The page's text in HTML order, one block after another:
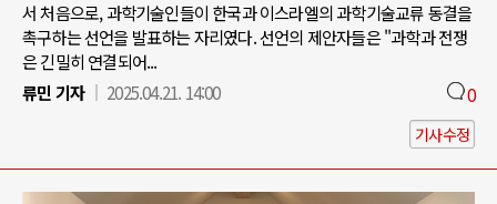
서 처음으로, 과학기술인들이 한국과 이스라엘의 과학기술교류 동결을
촉구하는 선언을 발표하는 자리였다. 선언의 제안자들은 "과학과 전쟁
은 긴밀히 연결되어...
류민 기자
2025.04.21. 14:00 0
기사수정